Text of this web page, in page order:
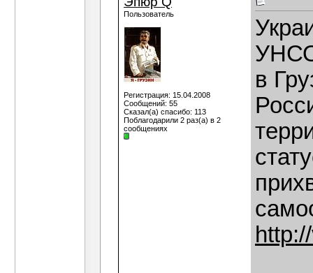
Пользователь
Регистрация: 15.04.2008
Сообщений: 55
Сказал(а) спасибо: 113
Поблагодарили 2 раз(а) в 2
сообщениях
УНСО
в